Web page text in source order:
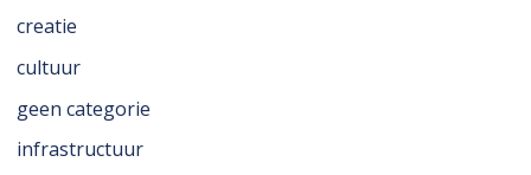
creatie
cultuur
geen categorie
infrastructuur